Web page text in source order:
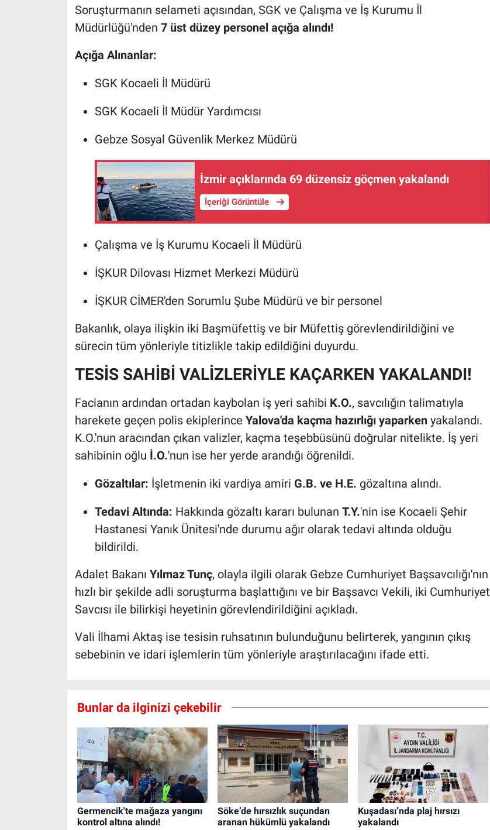
Soruşturmanın selameti açısından, SGK ve Çalışma ve İş Kurumu İl
Müdürlüğü'nden 7 üst düzey personel açığa alındı!
Açığa Alınanlar:
SGK Kocaeli İl Müdürü
SGK Kocaeli İl Müdür Yardımcısı
Gebze Sosyal Güvenlik Merkez Müdürü
İzmir açıklarında 69 düzensiz göçmen yakalandı
İçeriği Görüntüle
Çalışma ve İş Kurumu Kocaeli İl Müdürü
İŞKUR Dilovası Hizmet Merkezi Müdürü
İŞKUR CİMER'den Sorumlu Şube Müdürü ve bir personel
Bakanlık, olaya ilişkin iki Başmüfettiş ve bir Müfettiş görevlendirildiğini ve
sürecin tüm yönleriyle titizlikle takip edildiğini duyurdu.
TESİS SAHİBİ VALİZLERİYLE KAÇARKEN YAKALANDI!
Facianın ardından ortadan kaybolan iş yeri sahibi K.O., savcılığın talimatıyla
harekete geçen polis ekiplerince Yalova'da kaçma hazırlığı yaparkenyakalandı.
K.O.'nun aracından çıkan valizler, kaçma teşebbüsünü doğrular nitelikte. İş yeri
sahibinin oğlu İ.O.'nun ise her yerde arandığı öğrenildi.
Gözaltılar: İşletmenin iki vardiya amiri G.B. ve H.E. gözaltına alındı.
Tedavi Altında: Hakkında gözaltı kararı bulunan T.Y.'nin ise Kocaeli Şehir
Hastanesi Yanık Ünitesi'nde durumu ağır olarak tedavi altında olduğu
bildirildi.
Adalet Bakanı Yılmaz Tunç, olayla ilgili olarak Gebze Cumhuriyet Başsavcılığı'nın
hızlı bir şekilde adli soruşturma başlattığını ve bir Başsavcı Vekili, iki Cumhuriyet
Savcısı ile bilirkişi heyetinin görevlendirildiğini açıkladı.
Vali İlhami Aktaş ise tesisin ruhsatının bulunduğunu belirterek, yangının çıkış
sebebinin ve idari işlemlerin tüm yönleriyle araştırılacağını ifade etti.
Bunlar da ilginizi çekebilir
Germencik'te mağaza yangını
kontrol altına alındı!
Söke’de hırsızlık suçundan
aranan hükümlü yakalandı
Kuşadası’nda plaj hırsızı
yakalandı